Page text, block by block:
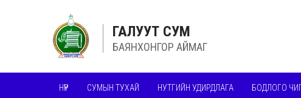
ГАЛУУТ СУМ
БАЯНХОНГОР АЙМАГ
НҮҮР СУМЫН ТУХАЙ НУТГИЙН УДИРДЛАГА БОДЛОГО